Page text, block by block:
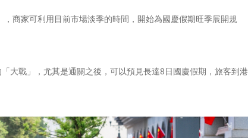
商家可利用目前市場淡季的時間，開始為國慶假期旺季展開規
大戰」，尤其是通關之後，可以預見長達8日國慶假期，旅客到港